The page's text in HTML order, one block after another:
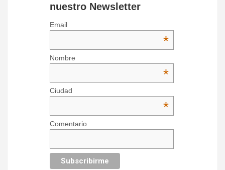
nuestro Newsletter
Email
*
Nombre
*
Ciudad
*
Comentario